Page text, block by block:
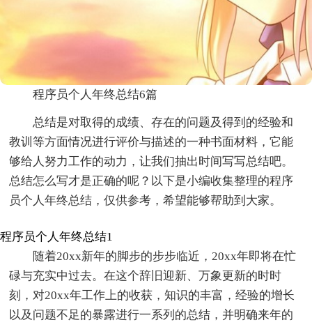
程序员个人年终总结6篇
总结是对取得的成绩、存在的问题及得到的经验和
教训等方面情况进行评价与描述的一种书面材料，它能
够给人努力工作的动力，让我们抽出时间写写总结吧。
总结怎么写才是正确的呢？以下是小编收集整理的程序
员个人年终总结，仅供参考，希望能够帮助到大家。
程序员个人年终总结1
随着20xx新年的脚步的步步临近，20xx年即将在忙
碌与充实中过去。在这个辞旧迎新、万象更新的时时
刻，对20xx年工作上的收获，知识的丰富，经验的增长
以及问题不足的暴露进行一系列的总结，并明确来年的